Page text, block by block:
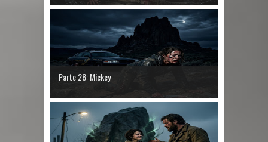
Parte 28: Mickey